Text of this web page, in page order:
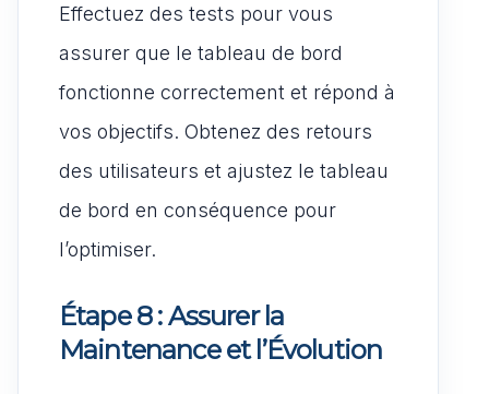
Effectuez des tests pour vous
assurer que le tableau de bord
fonctionne correctement et répond à
vos objectifs. Obtenez des retours
des utilisateurs et ajustez le tableau
de bord en conséquence pour
l’optimiser.
Étape 8 : Assurer la
Maintenance et l’Évolution